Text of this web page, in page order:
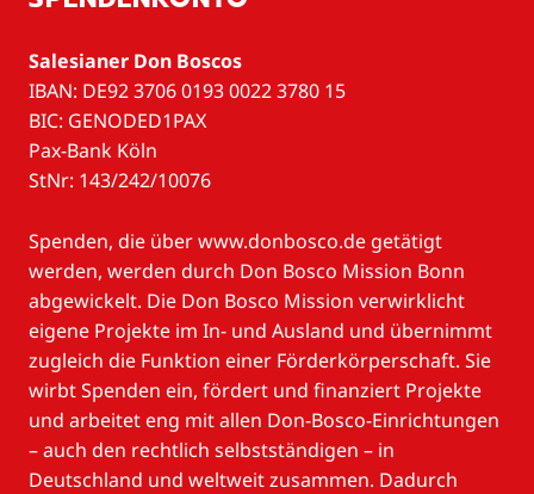
Salesianer Don Boscos
IBAN: DE92 3706 0193 0022 3780 15
BIC: GENODED1PAX
Pax-Bank Köln
StNr: 143/242/10076
Spenden, die über www.donbosco.de getätigt
werden, werden durch Don Bosco Mission Bonn
abgewickelt. Die Don Bosco Mission verwirklicht
eigene Projekte im In- und Ausland und übernimmt
zugleich die Funktion einer Förderkörperschaft. Sie
wirbt Spenden ein, fördert und finanziert Projekte
und arbeitet eng mit allen Don-Bosco-Einrichtungen
– auch den rechtlich selbstständigen – in
Deutschland und weltweit zusammen. Dadurch